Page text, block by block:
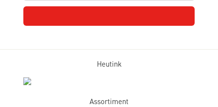
Heutink
Assortiment